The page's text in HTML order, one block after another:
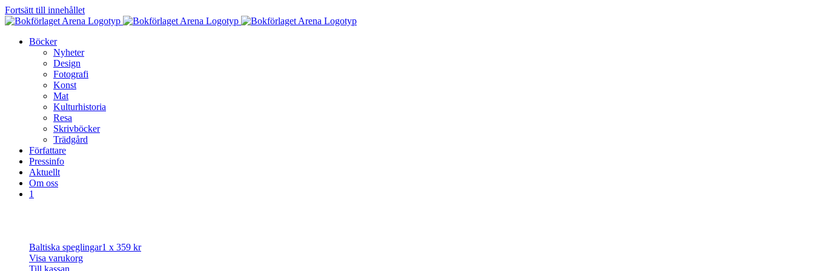
Fortsätt till innehållet
Böcker
Nyheter
Design
Fotografi
Konst
Mat
Kulturhistoria
Resa
Skrivböcker
Trädgård
Författare
Pressinfo
Aktuellt
Om oss
1
Baltiska speglingar1 x 359 kr
Visa varukorg
Till kassan